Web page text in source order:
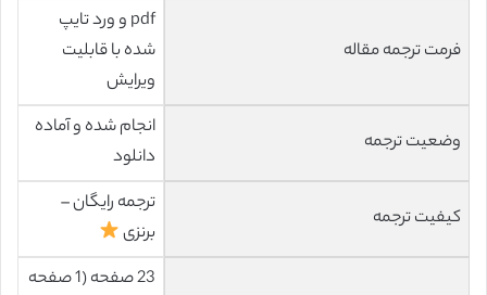
فرمت ترجمه مقاله
pdf و ورد تایپ
شده با قابلیت
ویرایش
وضعیت ترجمه
انجام شده و آماده
دانلود
کیفیت ترجمه
ترجمه رایگان –
برنزی
23 صفحه (1 صفحه